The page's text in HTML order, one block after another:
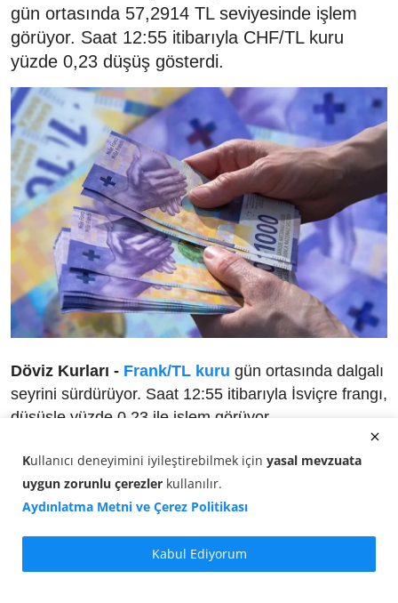
gün ortasında 57,2914 TL seviyesinde işlem
görüyor. Saat 12:55 itibarıyla CHF/TL kuru
yüzde 0,23 düşüş gösterdi.
Döviz Kurları - Frank/TL kuru gün ortasında dalgalı
seyrini sürdürüyor. Saat 12:55 itibarıyla İsviçre frangı,
düşüşle yüzde 0,23 ile işlem görüyor.
1 İsviçre Frangı, 57,2914 TL seviyesinde bulunuyor.
Bu saatlerde döviz piyasasında:
Frank satış fiyatı: 57,2914 TL
Kullanıcı deneyimini iyileştirebilmek için yasal mevzuata
uygun zorunlu çerezler kullanılır.
Aydınlatma Metni ve Çerez Politikası
Kabul Ediyorum